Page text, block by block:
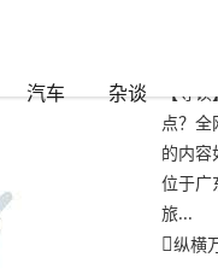
汽车 杂谈
【导读
点？全
的内容
位于广
旅...
纵横